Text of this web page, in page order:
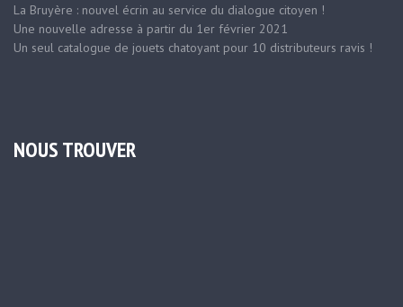
La Bruyère : nouvel écrin au service du dialogue citoyen !
Une nouvelle adresse à partir du 1er février 2021
Un seul catalogue de jouets chatoyant pour 10 distributeurs ravis !
NOUS TROUVER